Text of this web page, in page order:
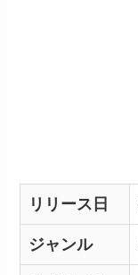
リリース日
ジャンル